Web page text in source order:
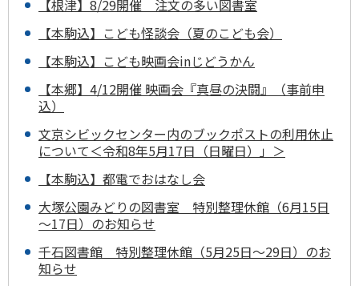
【根津】8/29開催 注文の多い図書室
【本駒込】こども怪談会（夏のこども会）
【本駒込】こども映画会inじどうかん
【本郷】4/12開催 映画会『真昼の決闘』（事前申
込）
文京シビックセンター内のブックポストの利用休止
について＜令和8年5月17日（日曜日）」＞
【本駒込】都電でおはなし会
大塚公園みどりの図書室 特別整理休館（6月15日
～17日）のお知らせ
千石図書館 特別整理休館（5月25日～29日）のお
知らせ